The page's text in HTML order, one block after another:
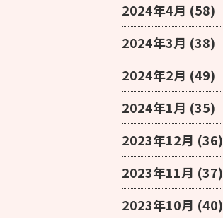
2024年4月 (58)
2024年3月 (38)
2024年2月 (49)
2024年1月 (35)
2023年12月 (36)
2023年11月 (37)
2023年10月 (40)